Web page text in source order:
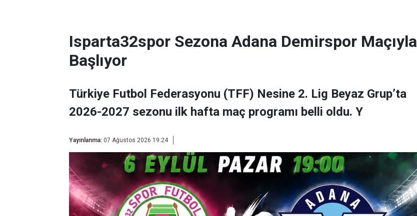
Isparta32spor Sezona Adana Demirspor Maçıyla
Başlıyor
Türkiye Futbol Federasyonu (TFF) Nesine 2. Lig Beyaz Grup’ta
2026-2027 sezonu ilk hafta maç programı belli oldu. Y
Yayınlanma: 07 Ağustos 2026 19:24